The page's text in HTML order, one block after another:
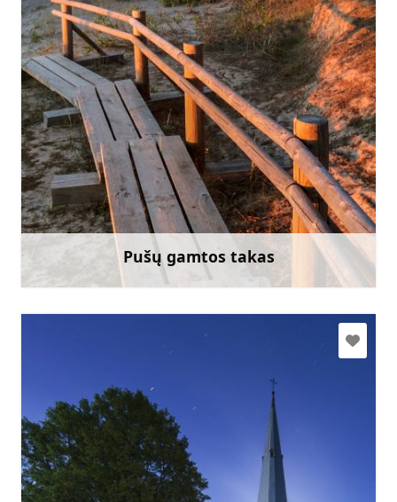
Pušų gamtos takas
slitere@daba.gov.lv
+371 67800389
Eik su
Sužinoti daugiau